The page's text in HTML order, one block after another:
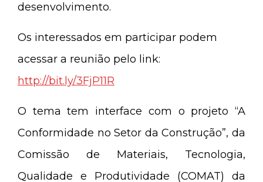
desenvolvimento.
Os interessados em participar podem
acessar a reunião pelo link:
http://bit.ly/3FjP11R
O tema tem interface com o projeto “A
Conformidade no Setor da Construção”, da
Comissão de Materiais, Tecnologia,
Qualidade e Produtividade (COMAT) da